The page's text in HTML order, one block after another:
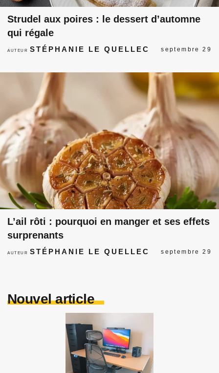
Strudel aux poires : le dessert d’automne
qui régale
AUTEURSTÉPHANIE LE QUELLEC septembre 29
L’ail rôti : pourquoi en manger et ses effets
surprenants
AUTEURSTÉPHANIE LE QUELLEC septembre 29
Nouvel article